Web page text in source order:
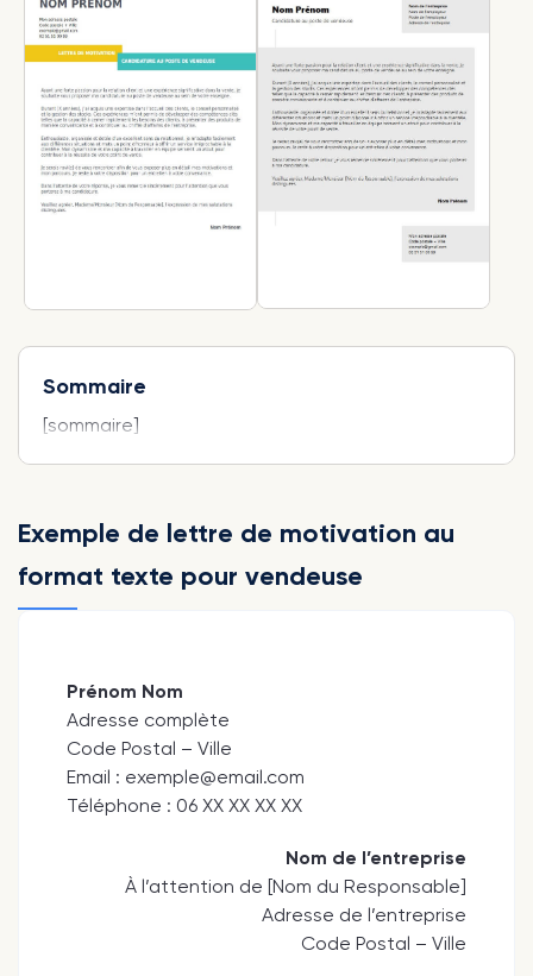
Sommaire
[sommaire]
Exemple de lettre de motivation au
format texte pour vendeuse
Prénom Nom
Adresse complète
Code Postal – Ville
Email : exemple@email.com
Téléphone : 06 XX XX XX XX
Nom de l’entreprise
À l’attention de [Nom du Responsable]
Adresse de l’entreprise
Code Postal – Ville